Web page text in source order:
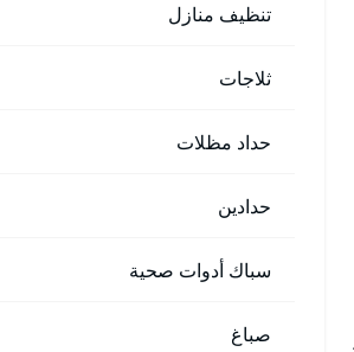
تنظيف منازل
ثلاجات
حداد مظلات
حدادين
سباك أدوات صحية
صباغ